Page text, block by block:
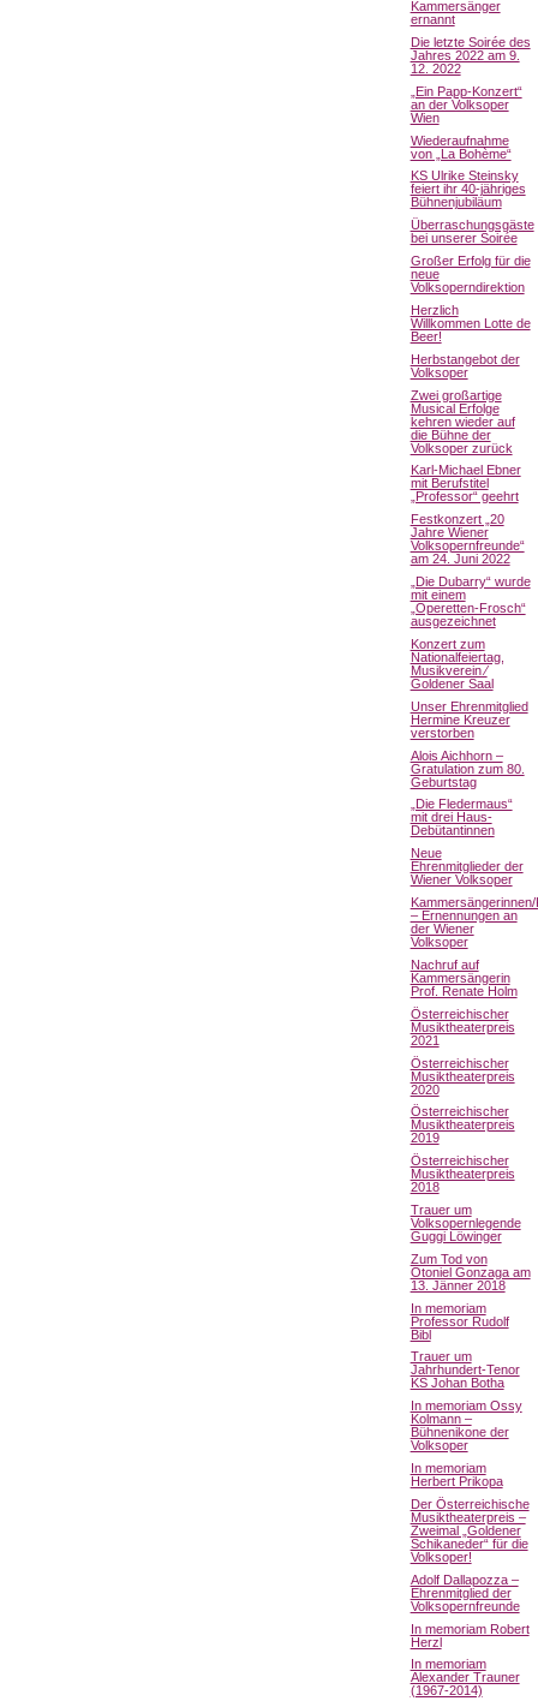
Kammersänger
ernannt
Die letzte Soirée des
Jahres 2022 am 9.
12. 2022
„Ein Papp-Konzert“
an der Volksoper
Wien
Wiederaufnahme
von „La Bohème“
KS Ulrike Steinsky
feiert ihr 40-jähriges
Bühnenjubiläum
Überraschungsgäste
bei unserer Soirée
Großer Erfolg für die
neue
Volksoperndirektion
Herzlich
Willkommen Lotte de
Beer!
Herbstangebot der
Volksoper
Zwei großartige
Musical Erfolge
kehren wieder auf
die Bühne der
Volksoper zurück
Karl-Michael Ebner
mit Berufstitel
„Professor“ geehrt
Festkonzert „20
Jahre Wiener
Volksopernfreunde“
am 24. Juni 2022
„Die Dubarry“ wurde
mit einem
„Operetten-Frosch“
ausgezeichnet
Konzert zum
Nationalfeiertag,
Musikverein ⁄
Goldener Saal
Unser Ehrenmitglied
Hermine Kreuzer
verstorben
Alois Aichhorn –
Gratulation zum 80.
Geburtstag
„Die Fledermaus“
mit drei Haus-
Debütantinnen
Neue
Ehrenmitglieder der
Wiener Volksoper
– Ernennungen an
der Wiener
Volksoper
Nachruf auf
Kammersängerin
Prof. Renate Holm
Österreichischer
Musiktheaterpreis
2021
Österreichischer
Musiktheaterpreis
2020
Österreichischer
Musiktheaterpreis
2019
Österreichischer
Musiktheaterpreis
2018
Trauer um
Volksopernlegende
Guggi Löwinger
Zum Tod von
Otoniel Gonzaga am
13. Jänner 2018
In memoriam
Professor Rudolf
Bibl
Trauer um
Jahrhundert-Tenor
KS Johan Botha
In memoriam Ossy
Kolmann –
Bühnenikone der
Volksoper
In memoriam
Herbert Prikopa
Der Österreichische
Musiktheaterpreis –
Zweimal „Goldener
Schikaneder“ für die
Volksoper!
Adolf Dallapozza –
Ehrenmitglied der
Volksopernfreunde
In memoriam Robert
Herzl
In memoriam
Alexander Trauner
(1967-2014)